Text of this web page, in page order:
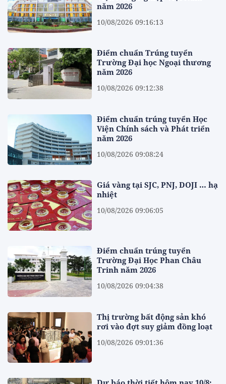
năm 2026
10/08/2026 09:16:13
Điểm chuẩn Trúng tuyển
Trường Đại học Ngoại thương
năm 2026
10/08/2026 09:12:38
Điểm chuẩn trúng tuyển Học
Viện Chính sách và Phát triển
năm 2026
10/08/2026 09:08:24
Giá vàng tại SJC, PNJ, DOJI … hạ
nhiệt
10/08/2026 09:06:05
Điểm chuẩn trúng tuyển
Trường Đại Học Phan Châu
Trinh năm 2026
10/08/2026 09:04:38
Thị trường bất động sản khó
rơi vào đợt suy giảm đồng loạt
10/08/2026 09:01:36